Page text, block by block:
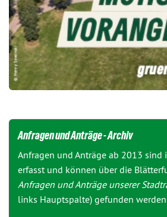
Anfragen und Anträge - Archiv
Anfragen und Anträge ab 2013 sind
erfasst und können über die
Anfragen und Anträge unserer
links Hauptspalte) gefunden